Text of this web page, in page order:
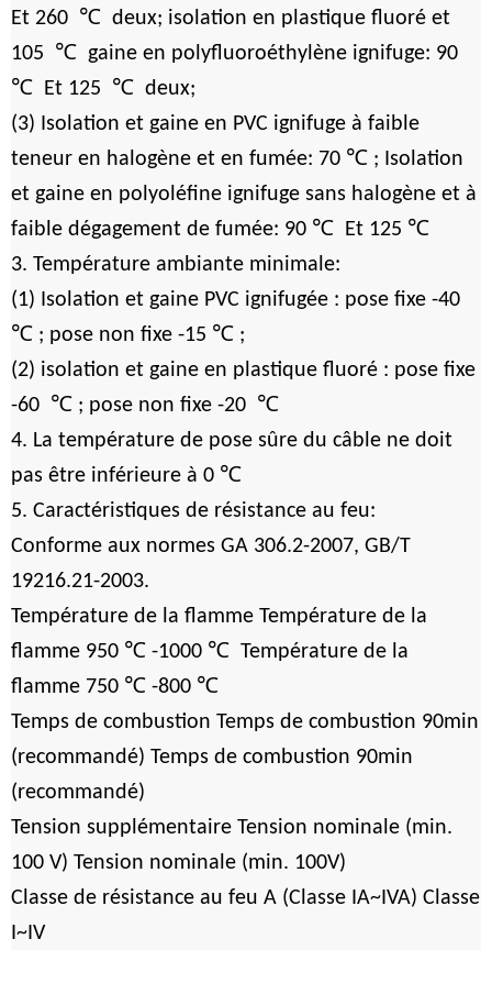
Et 260 ℃ deux; isolation en plastique fluoré et
105 ℃ gaine en polyfluoroéthylène ignifuge: 90
℃ Et 125 ℃ deux;
(3) Isolation et gaine en PVC ignifuge à faible
teneur en halogène et en fumée: 70 ℃ ; Isolation
et gaine en polyoléfine ignifuge sans halogène et à
faible dégagement de fumée: 90 ℃ Et 125 ℃
3. Température ambiante minimale:
(1) Isolation et gaine PVC ignifugée : pose fixe -40
℃ ; pose non fixe -15 ℃ ;
(2) isolation et gaine en plastique fluoré : pose fixe
-60 ℃ ; pose non fixe -20 ℃
4. La température de pose sûre du câble ne doit
pas être inférieure à 0 ℃
5. Caractéristiques de résistance au feu:
Conforme aux normes GA 306.2-2007, GB/T
19216.21-2003.
Température de la flamme Température de la
flamme 950 ℃ -1000 ℃ Température de la
flamme 750 ℃ -800 ℃
Temps de combustion Temps de combustion 90min
(recommandé) Temps de combustion 90min
(recommandé)
Tension supplémentaire Tension nominale (min.
100 V) Tension nominale (min. 100V)
Classe de résistance au feu A (Classe IA~IVA) Classe
I~IV